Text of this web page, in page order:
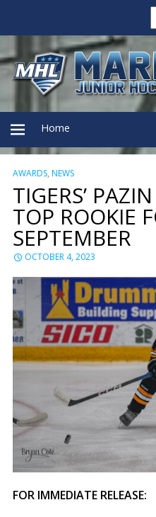
PRIMARY
MENU
Home
AWARDS, NEWS
TIGERS’
TOP ROOKIE
SEPTEMBER
OCTOBER 4, 2023
FOR IMMEDIATE RELEASE: